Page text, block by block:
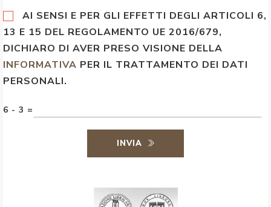
AI SENSI E PER GLI EFFETTI DEGLI ARTICOLI 6,
13 E 15 DEL REGOLAMENTO UE 2016/679,
DICHIARO DI AVER PRESO VISIONE DELLA
INFORMATIVA PER IL TRATTAMENTO DEI DATI
PERSONALI.
6 - 3 =
INVIA